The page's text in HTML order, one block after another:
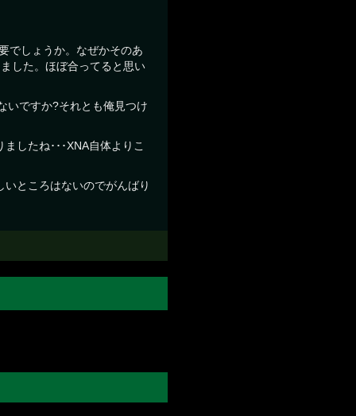
でしょうか。なぜかそのあ
した。ほぼ合ってると思い
いですか?それとも俺見つけ
したね･･･XNA自体よりこ
ところはないのでがんばり